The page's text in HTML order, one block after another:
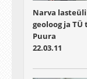
Narva
geoloog ja
Puura
22.03.11